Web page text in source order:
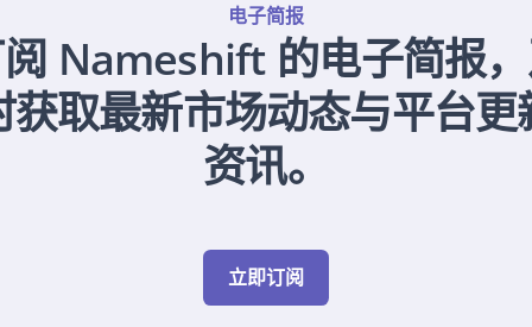
电子简报
Nameshift 的电子简报
获取最新市场动态与平台更
资讯。
立即订阅